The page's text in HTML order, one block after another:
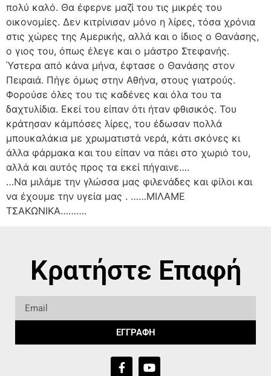
πολύ καλό. Θα έφερνε μαζί του τις μικρές του
οικονομίες. Δεν κιτρίνισαν μόνο η λίρες, τόσα χρόνια
στις χώρες της Αμερικής, αλλά και ο ίδιος ο Θανάσης,
ο γιος του, όπως έλεγε και ο μάστρο Στεφανής.
Ύστερα από κάνα μήνα, έφτασε ο Θανάσης στον
Πειραιά. Πήγε όμως στην Αθήνα, στους γιατρούς.
Φορούσε όλες του τις καδένες και όλα του τα
δαχτυλίδια. Εκεί του είπαν ότι ήταν φθισικός. Του
κράτησαν κάμπόσες λίρες, του έδωσαν πολλά
μπουκαλάκια με χρωματιστά νερά, κάτι σκόνες κι
άλλα φάρμακα και του είπαν να πάει στο χωριό του,
αλλά και αυτός προς τα εκεί πήγαινε….
…Να μιλάμε την γλώσσα μας φιλενάδες και φίλοι και
να έχουμε την υγεία μας . ……ΜΙΛΑΜΕ
ΤΣΑΚΩΝΙΚΑ……….
Κρατήστε Επαφή
ΕΓΓΡΑΦΗ